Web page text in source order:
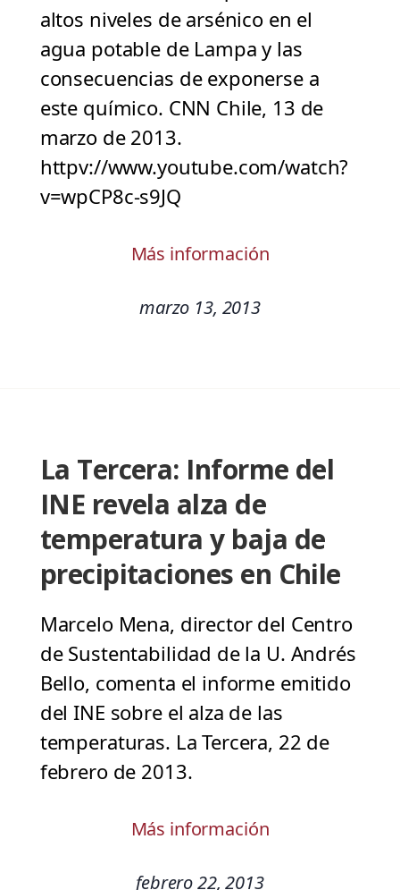
altos niveles de arsénico en el
agua potable de Lampa y las
consecuencias de exponerse a
este químico. CNN Chile, 13 de
marzo de 2013.
httpv://www.youtube.com/watch?
v=wpCP8c-s9JQ
Más información
marzo 13, 2013
La Tercera: Informe del
INE revela alza de
temperatura y baja de
precipitaciones en Chile
Marcelo Mena, director del Centro
de Sustentabilidad de la U. Andrés
Bello, comenta el informe emitido
del INE sobre el alza de las
temperaturas. La Tercera, 22 de
febrero de 2013.
Más información
febrero 22, 2013